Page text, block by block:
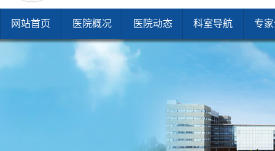
网站首页 医院概况 医院动态 科室导航 专